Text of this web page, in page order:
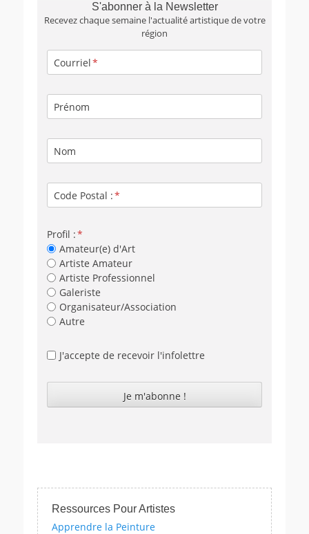
S'abonner à la Newsletter
Recevez chaque semaine l'actualité artistique de votre
région
Courriel
Prénom
Nom
Code Postal :
Profil :
Amateur(e) d'Art
Artiste Amateur
Artiste Professionnel
Galeriste
Organisateur/Association
Autre
J'accepte de recevoir l'infolettre
Ressources Pour Artistes
Apprendre la Peinture